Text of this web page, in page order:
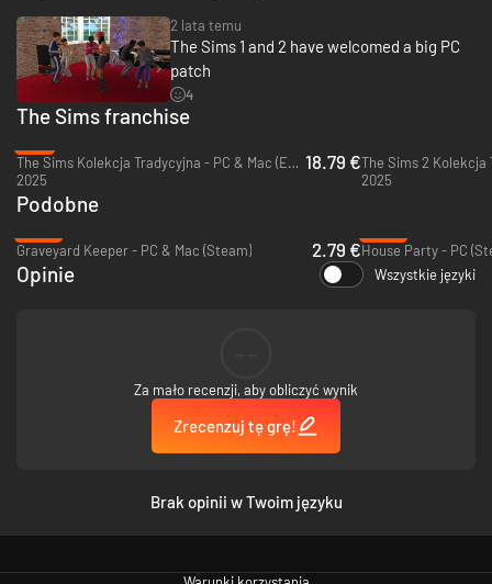
The Sims 4 Powrót grunge’u Kolekcja
W skład zestawu jubileuszowego wchodzą także następujące pakiety The
The Sims: Balanga
The Sims: Randka
The Sims: Zwierzaki
The Sims: Abrakadabra
W skład zestawu jubileuszowego wchodzą także następujące pakiety The
The Sims 2 Własny biznes
The Sims 2 Cztery pory roku
The Sims 2 Osiedlowe życie
The Sims 2 Holiday Party Pack
The Sims 2 Happy Holiday Stuff
2 lata temu
The Sims 1 and 2 have welcomed a big PC
patch
4
The Sims franchise
The Sims Kolekcja Tradycyjna - PC & Mac (EA App)
2025
18.79 €The Sims 2 Kolekcja
2025
Podobne
Graveyard Keeper - PC & Mac (Steam)
2.79 €House Party - PC
Opinie Wszystkie języki
Za mało recenzji, aby obliczyć wynik
Zrecenzuj tę grę!
Brak opinii w Twoim języku